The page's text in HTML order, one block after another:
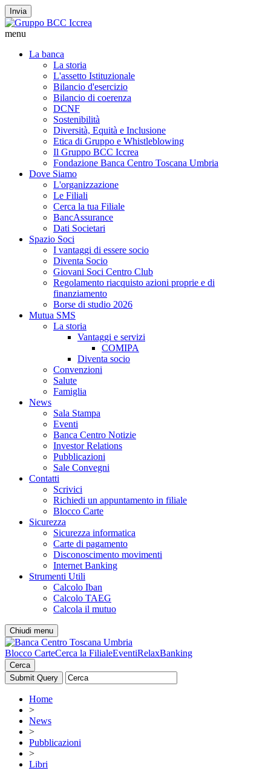
Invia
menu
La banca
La storia
L'assetto Istituzionale
Bilancio d'esercizio
Bilancio di coerenza
DCNF
Sostenibilità
Diversità, Equità e Inclusione
Etica di Gruppo e Whistleblowing
Il Gruppo BCC Iccrea
Fondazione Banca Centro Toscana Umbria
Dove Siamo
L'organizzazione
Le Filiali
Cerca la tua Filiale
BancAssurance
Dati Societari
Spazio Soci
I vantaggi di essere socio
Diventa Socio
Giovani Soci Centro Club
Regolamento riacquisto azioni proprie e di
finanziamento
Borse di studio 2026
Mutua SMS
La storia
Vantaggi e servizi
COMIPA
Diventa socio
Convenzioni
Salute
Famiglia
News
Sala Stampa
Eventi
Banca Centro Notizie
Investor Relations
Pubblicazioni
Sale Convegni
Contatti
Scrivici
Richiedi un appuntamento in filiale
Blocco Carte
Sicurezza
Sicurezza informatica
Carte di pagamento
Disconoscimento movimenti
Internet Banking
Strumenti Utili
Calcolo Iban
Calcolo TAEG
Calcola il mutuo
Chiudi menu
Blocco CarteCerca la FilialeEventiRelaxBanking
Cerca
Home
>
News
>
Pubblicazioni
>
Libri